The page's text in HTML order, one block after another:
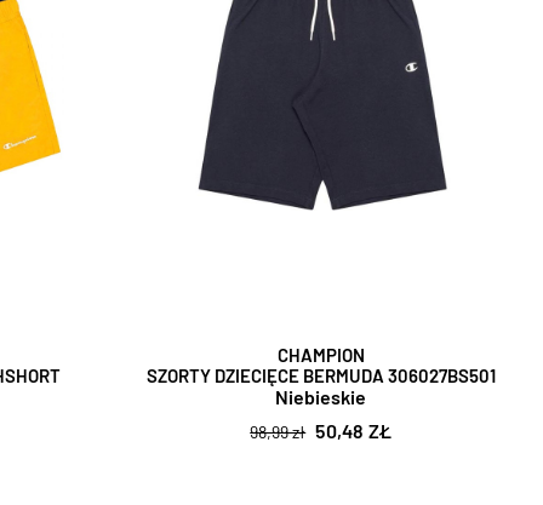
CHAMPION
SZORTY DZIECIĘCE BERMUDA 306027BS501
Niebieskie
98,99 zł 50,48 ZŁ